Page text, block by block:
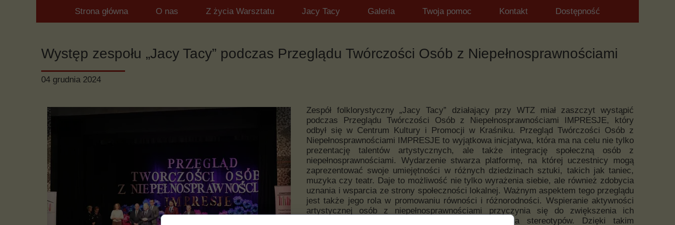
04 grudnia 2024
Występ zespołu „Jacy Tacy” podczas Przeglądu Twórczości Osób z Niepełnosprawnościami
Zespół folklorystyczny „Jacy Tacy” działający przy WTZ miał zaszczyt wystąpić
podczas Przeglądu Twórczości Osób z Niepełnosprawnościami IMPRESJE, który
odbył się w Centrum Kultury i Promocji w Kraśniku. Przegląd Twórczości Osób z
Niepełnosprawnościami IMPRESJE to wyjątkowa inicjatywa, która ma na celu nie tylko
prezentację talentów artystycznych, ale także integrację społeczną osób z
niepełnosprawnościami. Wydarzenie stwarza platformę, na której uczestnicy mogą
zaprezentować swoje umiejętności w różnych dziedzinach sztuki, takich jak taniec,
muzyka czy teatr. Daje to możliwość nie tylko wyrażenia siebie, ale również zdobycia
uznania i wsparcia ze strony społeczności lokalnej. Ważnym aspektem tego przeglądu
jest także jego rola w promowaniu równości i różnorodności. Wspieranie aktywności
artystycznej osób z niepełnosprawnościami przyczynia się do zwiększenia ich
widoczności w społeczeństwie oraz przełamywania stereotypów. Dzięki takim
Strona główna O nas Z życia Warsztatu Jacy Tacy Galeria Twoja pomoc Kontakt Dostępność